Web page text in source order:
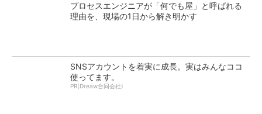
プロセスエンジニアが「何でも屋」と呼ばれる
理由を、現場の1日から解き明かす
SNSアカウントを着実に成長。実はみんなココ
使ってます。
PR(Dreaw合同会社)